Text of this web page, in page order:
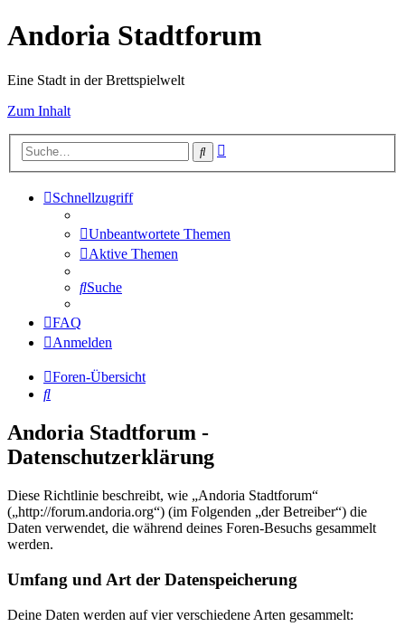
Andoria Stadtforum
Eine Stadt in der Brettspielwelt
Zum Inhalt
Suche
Schnellzugriff
Unbeantwortete Themen
Aktive Themen
Suche
FAQ
Anmelden
Foren-Übersicht
Suche
Andoria Stadtforum -
Datenschutzerklärung
Diese Richtlinie beschreibt, wie „Andoria Stadtforum“
(„http://forum.andoria.org“) (im Folgenden „der Betreiber“) die
Daten verwendet, die während deines Foren-Besuchs gesammelt
werden.
Umfang und Art der Datenspeicherung
Deine Daten werden auf vier verschiedene Arten gesammelt: